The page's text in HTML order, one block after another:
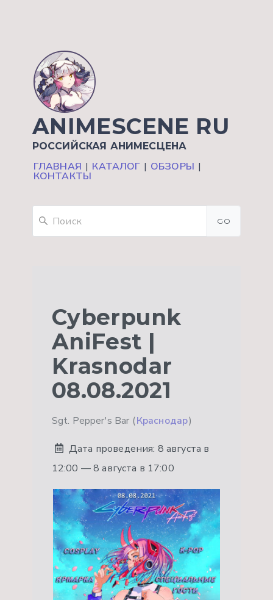
ANIMESCENE RU
РОССИЙСКАЯ АНИМЕСЦЕНА
ГЛАВНАЯ | КАТАЛОГ | ОБЗОРЫ |
КОНТАКТЫ
GO
Cyberpunk
AniFest |
Krasnodar
08.08.2021
Sgt. Pepper's Bar (Краснодар)
Дата проведения: 8 августа в
12:00 — 8 августа в 17:00